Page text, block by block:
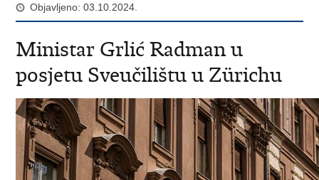
Objavljeno: 03.10.2024.
Ministar Grlić Radman u
posjetu Sveučilištu u Zürichu